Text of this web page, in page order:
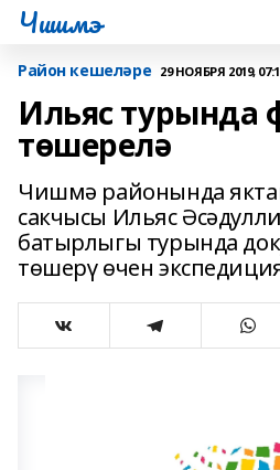
Чишмэ
Район кешеләре 29 НОЯБРЯ 2019,
Ильяс турында
төшерелә
Чишмә районында
сакчысы Ильяс
батырлыгы турында
төшерү өчен